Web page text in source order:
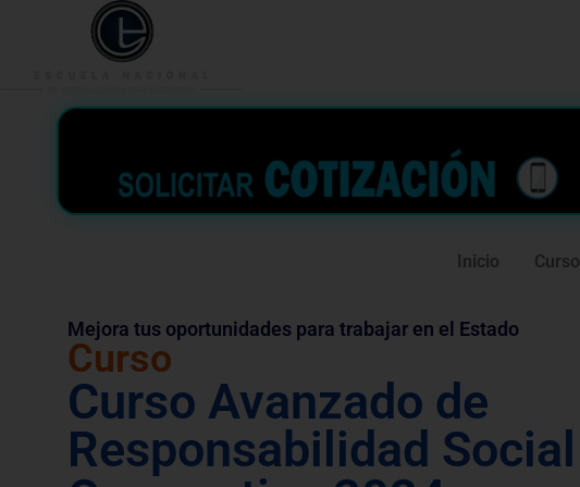
Inicio Curso
Mejora tus oportunidades para trabajar en el Estado
Curso
Curso Avanzado de
Responsabilidad Social